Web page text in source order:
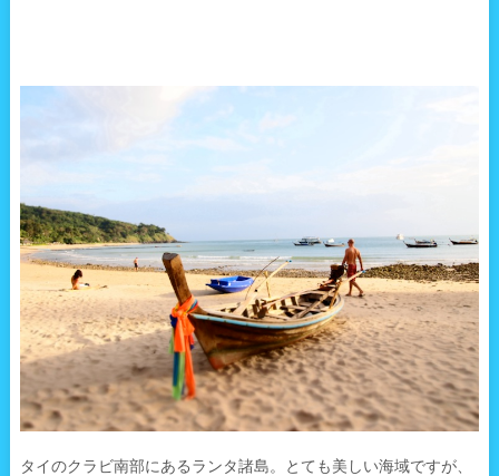
タイのクラビ南部にあるランタ諸島。とても美しい海域ですが、